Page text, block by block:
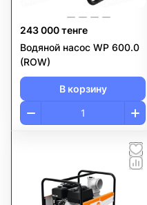
243 000 тенге
Водяной насос WP 600.0
(ROW)
В корзину